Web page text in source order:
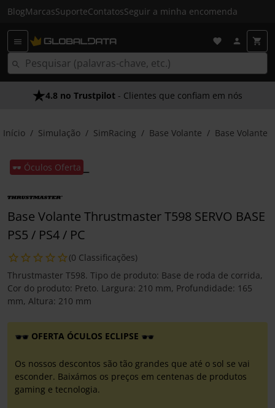
BlogMarcasSuporteContatosSeguir a minha encomenda
4.8 no Trustpilot - Clientes que confiam em nós
Início Simulação SimRacing Base Volante Base Volante
🕶️ Óculos Oferta
Base Volante Thrustmaster T598 SERVO BASE
PS5 / PS4 / PC
(0 Classificações)
Thrustmaster T598. Tipo de produto: Base de roda de corrida,
Cor do produto: Preto. Largura: 210 mm, Profundidade: 165
mm, Altura: 210 mm
OFERTA ÓCULOS ECLIPSE
Os nossos descontos são tão grandes que até o sol se vai
esconder. Baixámos os preços em centenas de produtos
gaming e tecnologia.